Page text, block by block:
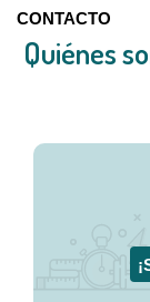
CONTACTO
Quiénes